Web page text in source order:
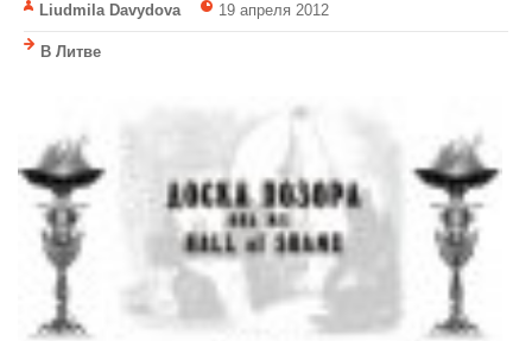
Liudmila Davydova 19 апреля 2012
В Литве